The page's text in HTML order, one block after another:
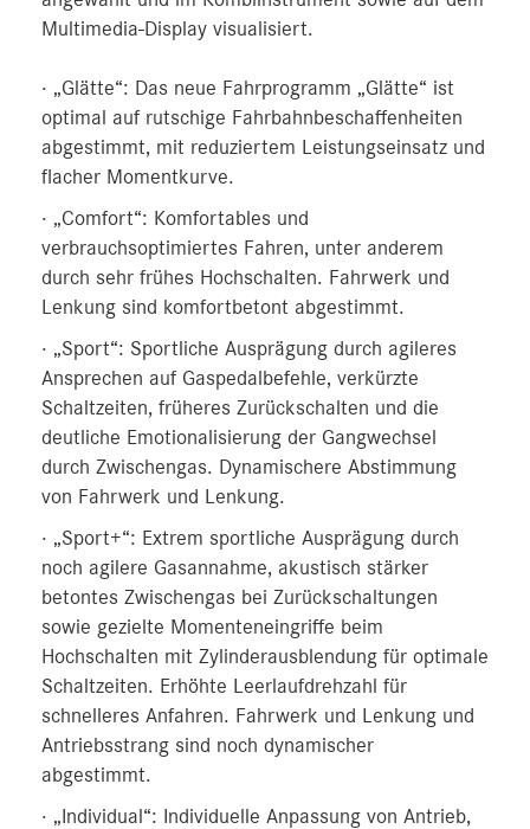
Multimedia-Display visualisiert.
· „Glätte“: Das neue Fahrprogramm „Glätte“ ist
optimal auf rutschige Fahrbahnbeschaffenheiten
abgestimmt, mit reduziertem Leistungseinsatz und
flacher Momentkurve.
· „Comfort“: Komfortables und
verbrauchsoptimiertes Fahren, unter anderem
durch sehr frühes Hochschalten. Fahrwerk und
Lenkung sind komfortbetont abgestimmt.
· „Sport“: Sportliche Ausprägung durch agileres
Ansprechen auf Gaspedalbefehle, verkürzte
Schaltzeiten, früheres Zurückschalten und die
deutliche Emotionalisierung der Gangwechsel
durch Zwischengas. Dynamischere Abstimmung
von Fahrwerk und Lenkung.
· „Sport+“: Extrem sportliche Ausprägung durch
noch agilere Gasannahme, akustisch stärker
betontes Zwischengas bei Zurückschaltungen
sowie gezielte Momenteneingriffe beim
Hochschalten mit Zylinderausblendung für optimale
Schaltzeiten. Erhöhte Leerlaufdrehzahl für
schnelleres Anfahren. Fahrwerk und Lenkung und
Antriebsstrang sind noch dynamischer
abgestimmt.
· „Individual“: Individuelle Anpassung von Antrieb,